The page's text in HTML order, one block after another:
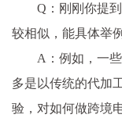
Q：刚刚你提
较相似，能具体举
A：例如，一
多是以传统的代加
验，对如何做跨境